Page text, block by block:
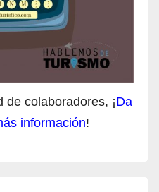
de colaboradores, ¡Da
información!